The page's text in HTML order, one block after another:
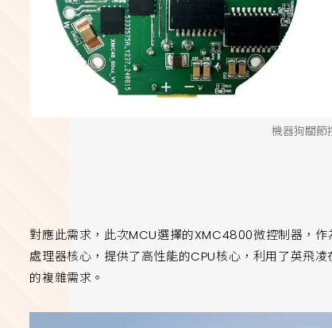
機器狗關節
對應此需求，此次MCU選擇的XMC4800微控制器，
處理器核心，提供了高性能的CPU核心，利用了英飛
的複雜需求。